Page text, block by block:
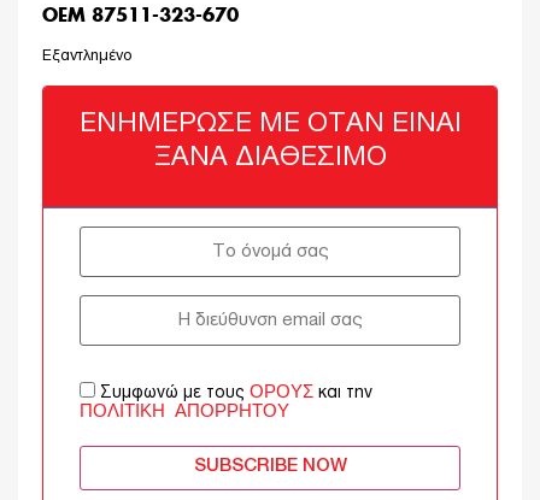
OEM 87511-323-670
Εξαντλημένο
ΕΝΗΜΈΡΩΣΈ ΜΕ ΌΤΑΝ ΕΊΝΑΙ
ΞΑΝΆ ΔΙΑΘΈΣΙΜΟ
Συμφωνώ με τους ΌΡΟΥΣ και την
ΠΟΛΙΤΙΚΉ ΑΠΟΡΡΉΤΟΥ
SUBSCRIBE NOW